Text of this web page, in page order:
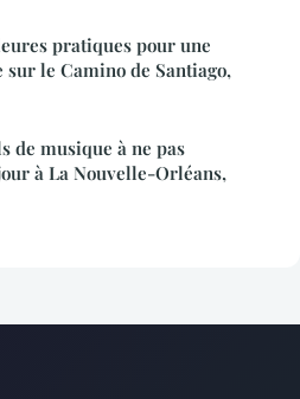
pratiques pour une
le Camino de Santiago,
de musique à ne pas
à La Nouvelle-Orléans,